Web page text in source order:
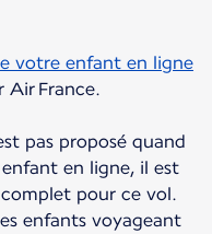
votre enfant en ligne
Air France.
pas proposé quand
en ligne, il est
pour ce vol.
enfants voyageant